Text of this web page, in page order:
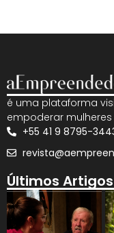
é uma plataforma
empoderar
+55 41 9 8795-
Últimos Artigos